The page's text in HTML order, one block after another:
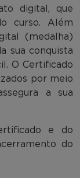
digital, que
curso. Além
(medalha)
sua conquista
O Certificado
por meio
a sua
e do
do